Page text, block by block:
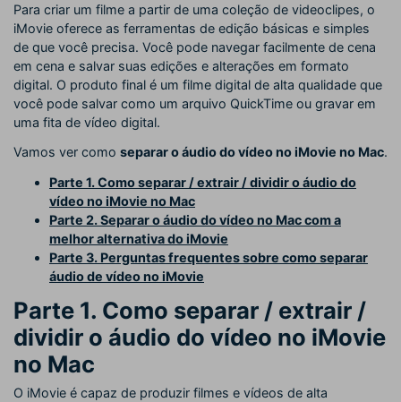
Para criar um filme a partir de uma coleção de videoclipes, o
iMovie oferece as ferramentas de edição básicas e simples
de que você precisa. Você pode navegar facilmente de cena
em cena e salvar suas edições e alterações em formato
digital. O produto final é um filme digital de alta qualidade que
você pode salvar como um arquivo QuickTime ou gravar em
uma fita de vídeo digital.
Vamos ver como separar o áudio do vídeo no iMovie no Mac.
Parte 1. Como separar / extrair / dividir o áudio do
vídeo no iMovie no Mac
Parte 2. Separar o áudio do vídeo no Mac com a
melhor alternativa do iMovie
Parte 3. Perguntas frequentes sobre como separar
áudio de vídeo no iMovie
Parte 1. Como separar / extrair /
dividir o áudio do vídeo no iMovie
no Mac
O iMovie é capaz de produzir filmes e vídeos de alta